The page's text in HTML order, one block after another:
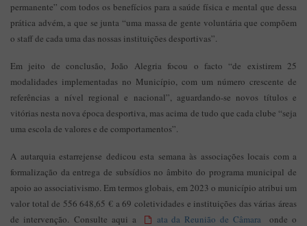
permanente” com todos os benefícios para a saúde física e mental que dessa
prática advém, a que se junta “uma massa de gente voluntária que compõem
o staff de cada uma das nossas instituições desportivas”.
Em jeito de conclusão, João Alegria focou o facto “de existirem 25
modalidades implementadas no Município, com um número crescente de
referências a nível regional e nacional”, aguardando-se novos títulos e
vitórias nesta nova época desportiva, mas acima de tudo que cada clube “seja
uma escola de valores e de comportamentos”.
A autarquia estarrejense dedicou esta semana às associações locais com a
formalização da entrega de subsídios no âmbito do programa municipal de
apoio ao associativismo. Em termos globais, em 2023 o município atribui um
valor total de 556 648,65 € a 69 coletividades e instituições das várias áreas
de intervenção. Consulte aqui a
ata da Reunião de Câmara
onde o